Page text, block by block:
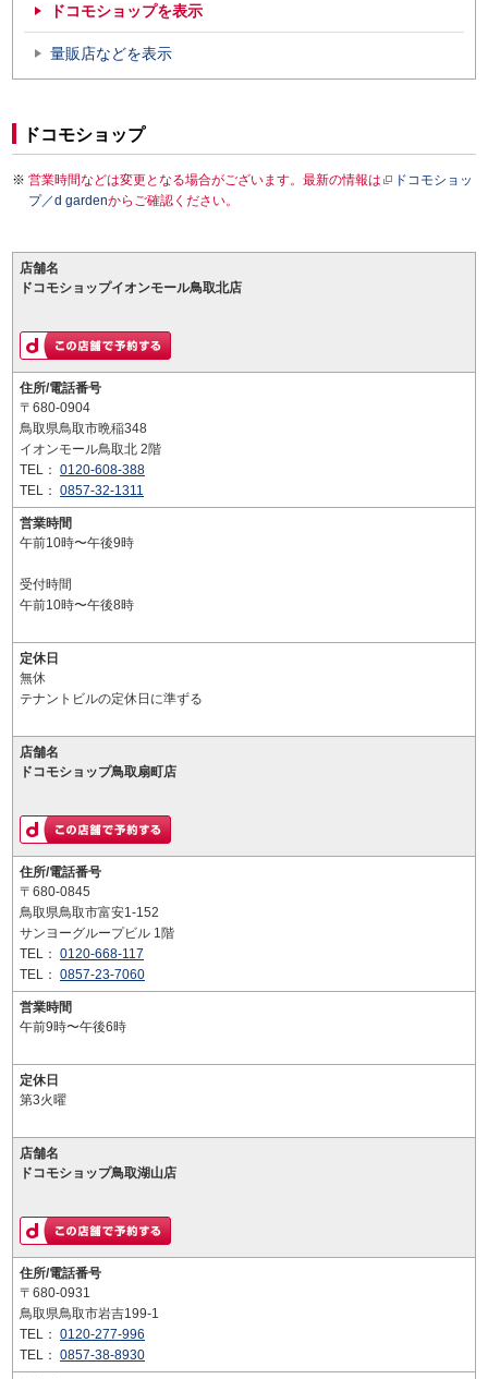
ドコモショップを表示
量販店などを表示
ドコモショップ
営業時間などは変更となる場合がございます。最新の情報は
ドコモショッ
プ／d gardenからご確認ください。
店舗名
ドコモショップイオンモール鳥取北店
住所/電話番号
〒680-0904
鳥取県鳥取市晩稲348
イオンモール鳥取北 2階
TEL： 0120-608-388
TEL： 0857-32-1311
営業時間
午前10時〜午後9時
受付時間
午前10時〜午後8時
定休日
無休
テナントビルの定休日に準ずる
店舗名
ドコモショップ鳥取扇町店
住所/電話番号
〒680-0845
鳥取県鳥取市富安1-152
サンヨーグループビル 1階
TEL： 0120-668-117
TEL： 0857-23-7060
営業時間
午前9時〜午後6時
定休日
第3火曜
店舗名
ドコモショップ鳥取湖山店
住所/電話番号
〒680-0931
鳥取県鳥取市岩吉199-1
TEL： 0120-277-996
TEL： 0857-38-8930